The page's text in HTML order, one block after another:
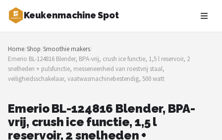
Keukenmachine Spot
Zoeken
NAVIGATIE
Shop
Blog
Home/Shop/Smoothie makers/
Emerio BL-124816 Blender, BPA-vrij, crush ice functie, 1,5 l reservoir, 2
snelheden + pulsfunctie, messeneenheid van roestvrij staal,
veiligheidsschakelaar, vaatwasmachinebestendig, 500 watt
Emerio BL-124816 Blender, BPA-
vrij, crush ice functie, 1,5 l
reservoir, 2 snelheden +